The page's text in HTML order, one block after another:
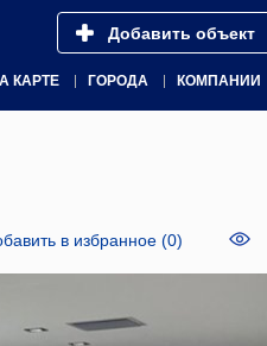
Добавить объект
КАРТЕ ГОРОДА КОМПАНИИ
в избранное (0)